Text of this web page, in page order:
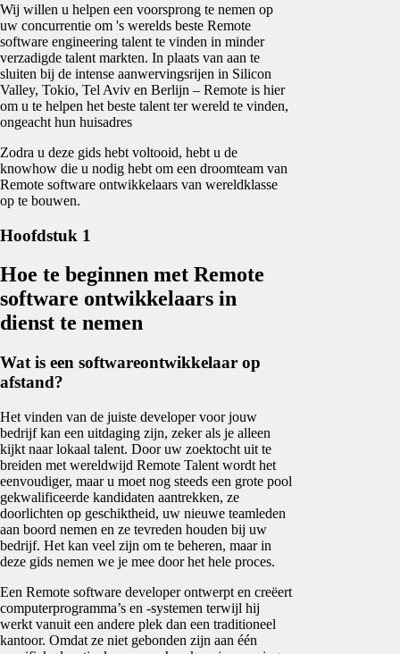
Wij willen u helpen een voorsprong te nemen op
uw concurrentie om 's werelds beste Remote
software engineering talent te vinden in minder
verzadigde talent markten. In plaats van aan te
sluiten bij de intense aanwervingsrijen in Silicon
Valley, Tokio, Tel Aviv en Berlijn – Remote is hier
om u te helpen het beste talent ter wereld te vinden,
ongeacht hun huisadres
Zodra u deze gids hebt voltooid, hebt u de
knowhow die u nodig hebt om een droomteam van
Remote software ontwikkelaars van wereldklasse
op te bouwen.
Hoofdstuk 1
Hoe te beginnen met Remote
software ontwikkelaars in
dienst te nemen
Wat is een softwareontwikkelaar op
afstand?
Het vinden van de juiste developer voor jouw
bedrijf kan een uitdaging zijn, zeker als je alleen
kijkt naar lokaal talent. Door uw zoektocht uit te
breiden met wereldwijd Remote Talent wordt het
eenvoudiger, maar u moet nog steeds een grote pool
gekwalificeerde kandidaten aantrekken, ze
doorlichten op geschiktheid, uw nieuwe teamleden
aan boord nemen en ze tevreden houden bij uw
bedrijf. Het kan veel zijn om te beheren, maar in
deze gids nemen we je mee door het hele proces.
Een Remote software developer ontwerpt en creëert
computerprogramma’s en -systemen terwijl hij
werkt vanuit een andere plek dan een traditioneel
kantoor. Omdat ze niet gebonden zijn aan één